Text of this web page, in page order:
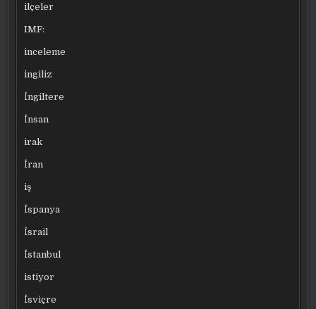
ilçeler
IMF:
inceleme
ingiliz
İngiltere
İnsan
irak
İran
iş
İspanya
İsrail
İstanbul
istiyor
İsviçre